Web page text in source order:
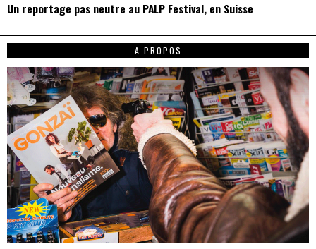
Un reportage pas neutre au PALP Festival, en Suisse
A PROPOS